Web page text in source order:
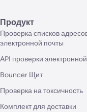
Продукт
Проверка списков
электронной почты
API проверки
Bouncer Щит
Проверка на токсичность
Комплект для доставки